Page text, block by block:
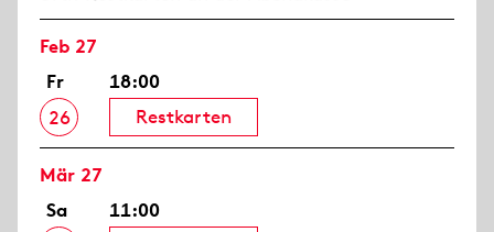
Feb 27
Fr
26
18:00
Restkarten
Mär 27
Sa
11:00